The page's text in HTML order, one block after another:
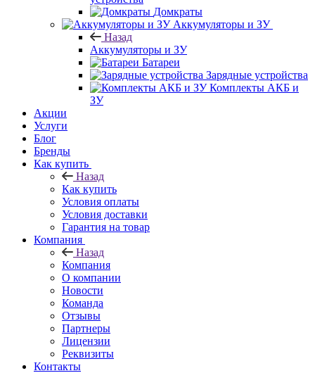
Домкраты
Аккумуляторы и ЗУ
Назад
Аккумуляторы и ЗУ
Батареи
Зарядные устройства
Комплекты АКБ и
ЗУ
Акции
Услуги
Блог
Бренды
Как купить
Назад
Как купить
Условия оплаты
Условия доставки
Гарантия на товар
Компания
Назад
Компания
О компании
Новости
Команда
Отзывы
Партнеры
Лицензии
Реквизиты
Контакты